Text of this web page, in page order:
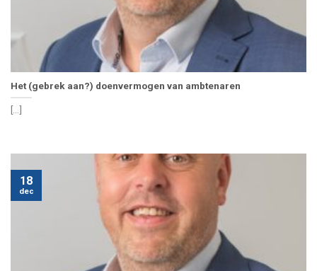
Het (gebrek aan?) doenvermogen van ambtenaren
[...]
18
dec